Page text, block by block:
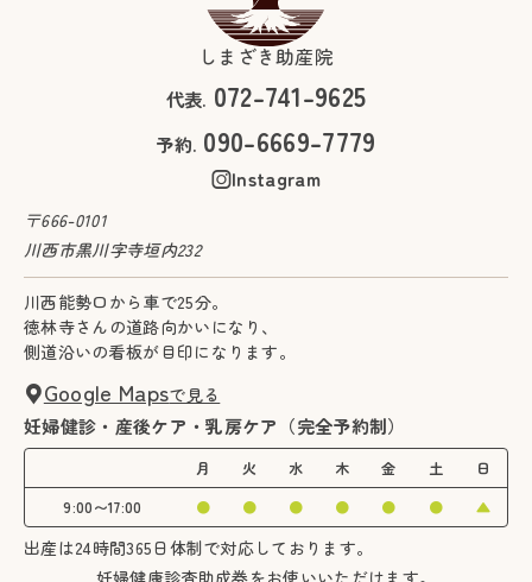
しまざき助産院
代表. 072-741-9625
予約. 090-6669-7779
Instagram
〒666-0101
川西市黒川字寺垣内232
川西能勢口から車で25分。
徳林寺さんの道路向かいになり、
側道沿いの看板が目印になります。
Google Mapsで見る
妊婦健診・産後ケア・乳房ケア（完全予約制）
月 火 水 木 金 土
日
9:00〜17:00
● ● ● ● ● ● ▲
出産は24時間365日体制で対応しております。
妊婦健康診査助成券をお使いいただけます。